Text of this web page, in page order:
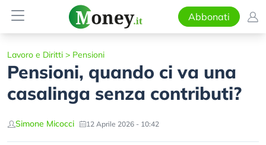
Abbonati
Lavoro e Diritti > Pensioni
Pensioni, quando ci va una
casalinga senza contributi?
Simone Micocci 12 Aprile 2026 - 10:42